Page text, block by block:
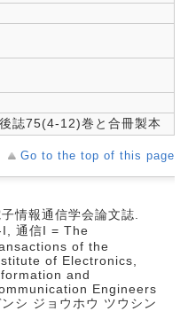
誌75(4-12)巻と合冊製本
Go to the top of this page
情報通信学会論文誌.
I, 通信I = The
of the
of Electronics,
and
Engineers
シ ジョウホウ ツウシン